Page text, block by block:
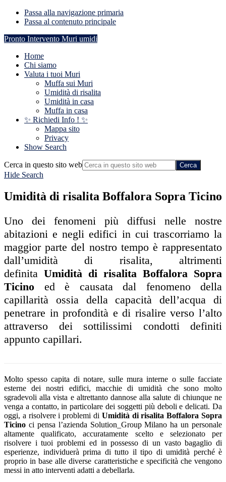
Passa alla navigazione primaria
Passa al contenuto principale
Pronto Intervento Muri umidi
Home
Chi siamo
Valuta i tuoi Muri
Muffa sui Muri
Umidità di risalita
Umidità in casa
Muffa in casa
✨ Richiedi Info ! ✨
Mappa sito
Privacy
Show Search
Cerca in questo sito web
Hide Search
Umidità di risalita Boffalora Sopra Ticino
Uno dei fenomeni più diffusi nelle nostre
abitazioni e negli edifici in cui trascorriamo la
maggior parte del nostro tempo è rappresentato
dall’umidità di risalita, altrimenti
definita Umidità di risalita Boffalora Sopra
Ticino ed è causata dal fenomeno della
capillarità ossia della capacità dell’acqua di
penetrare in profondità e di risalire verso l’alto
attraverso dei sottilissimi condotti definiti
appunto capillari.
Molto spesso capita di notare, sulle mura interne o sulle facciate
esterne dei nostri edifici, macchie di umidità che sono molto
sgradevoli alla vista e altrettanto dannose alla salute di chiunque ne
venga a contatto, in particolare dei soggetti più deboli e delicati. Da
oggi, a risolvere i problemi di Umidità di risalita Boffalora Sopra
Ticino ci pensa l’azienda Solution_Group Milano ha un personale
altamente qualificato, accuratamente scelto e selezionato per
risolvere i tuoi problemi ed in possesso di un vasto bagaglio di
esperienze, individuerà prima di tutto il tipo di umidità perché è
proprio in base alle diverse caratteristiche e specificità che vengono
messi in atto interventi adatti a debellarla.